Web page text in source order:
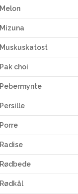
Melon
Mizuna
Muskuskatost
Pak choi
Pebermynte
Persille
Porre
Radise
Rødbede
Rødkål